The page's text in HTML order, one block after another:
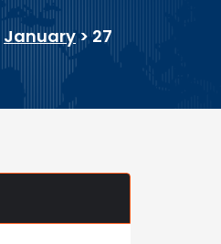
January>27